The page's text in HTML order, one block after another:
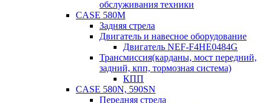
обслуживания техники
CASE 580M
Задняя стрела
Двигатель и навесное оборудование
Двигатель NEF-F4HE0484G
Трансмиссия(карданы, мост передний,
задний, кпп, тормозная система)
КПП
CASE 580N, 590SN
Передняя стрела